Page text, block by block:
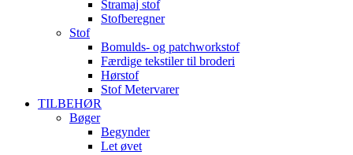
Stramaj stof
Stofberegner
Stof
Bomulds- og patchworkstof
Færdige tekstiler til broderi
Hørstof
Stof Metervarer
TILBEHØR
Bøger
Begynder
Let øvet